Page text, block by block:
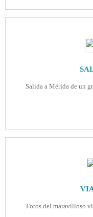
Salida a Mérida de un
Fotos del maravilloso